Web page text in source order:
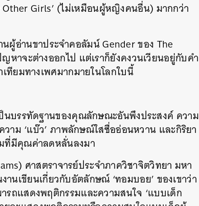
Girls’ (ไม่เหมือนผู้หญิงคนอื่น) มากกว่า
ผู้อ่านขาประจำคอลัมน์ Gender ของ The
หาจะต่างออกไป แต่เราก็ยังคงวนเวียนอยู่กับคำ
ทียมทางเพศมากมายในโลกใบนี้
นบรรทัดฐานของคุณลักษณะอันพึงประสงค์ ความ
ม ‘แบ๊ว’ ภาพลักษณ์ใสซื่ออ่อนหวาน และกิริยา
ที่มีคุณค่าลดหลั่นลงมา
ศาสตราจารย์ประจำภาควิชาจิตวิทยา มหา
นเขียนเกี่ยวกับอัตลักษณ์ ‘ทอมบอย’ ของเขาว่า
ถแสดงพฤติกรรมและความสนใจ ‘แบบเด็ก